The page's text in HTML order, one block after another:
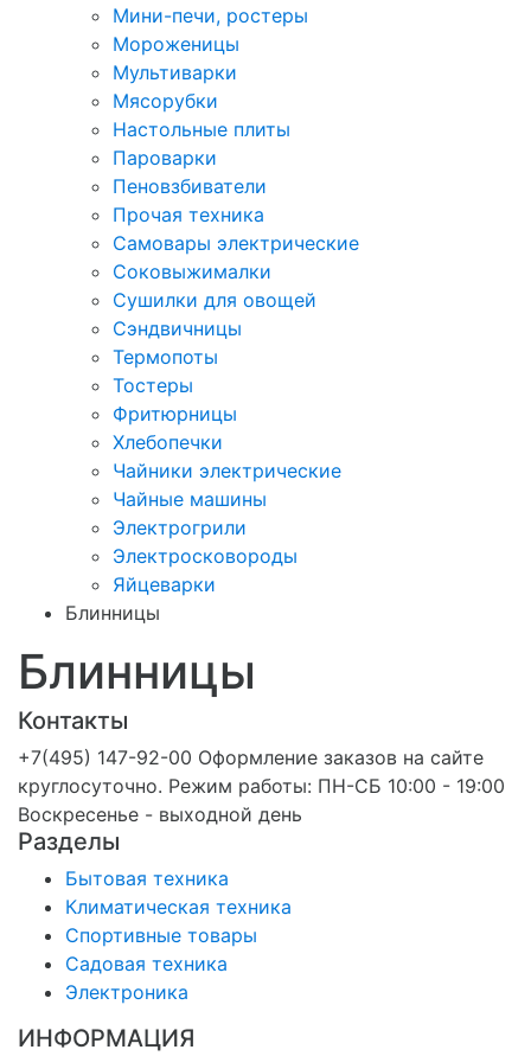
Мини-печи, ростеры
Мороженицы
Мультиварки
Мясорубки
Настольные плиты
Пароварки
Пеновзбиватели
Прочая техника
Самовары электрические
Соковыжималки
Сушилки для овощей
Сэндвичницы
Термопоты
Тостеры
Фритюрницы
Хлебопечки
Чайники электрические
Чайные машины
Электрогрили
Электросковороды
Яйцеварки
Блинницы
Блинницы
Контакты
+7(495) 147-92-00 Оформление заказов на сайте
круглосуточно. Режим работы: ПН-СБ 10:00 - 19:00
Воскресенье - выходной день
Разделы
Бытовая техника
Климатическая техника
Спортивные товары
Садовая техника
Электроника
ИНФОРМАЦИЯ